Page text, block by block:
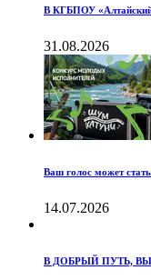
В КГБПОУ
31.08.2026
Ваш голос может
14.07.2026
В ДОБРЫЙ ПУТЬ,